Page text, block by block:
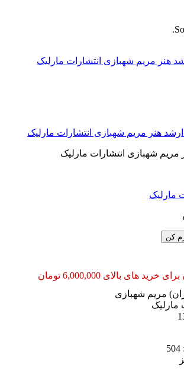
هنر مریم شهبازی انتشارات مارلیک
شهبازی انتشارات مارلیک
مارلیک
کن
های بالای 6,000,000 تومان
مریم شهبازی
مارلیک
504